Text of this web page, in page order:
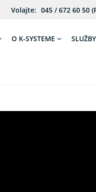
Volajte: 045 / 672 60 50
O K-SYSTEME SLUŽBY